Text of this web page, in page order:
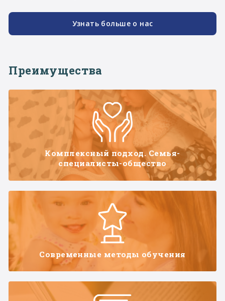
Узнать больше о нас
Преимущества
Комплексный подход. Семья-
специалисты-общество
Современные методы обучения